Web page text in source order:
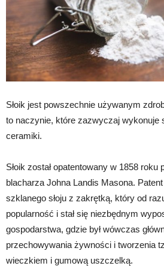
Słoik jest powszechnie używanym
to naczynie, które zazwyczaj wykonuje
ceramiki.
Słoik został opatentowany w 1858
blacharza Johna Landis Masona. Patent
szklanego słoju z zakrętką, który od
popularność i stał się niezbędnym
gospodarstwa, gdzie był wówczas
przechowywania żywności i tworzenia
wieczkiem i gumową uszczelką.